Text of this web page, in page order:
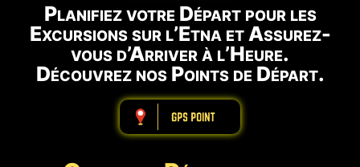
Planifiez votre Départ pour les
Excursions sur l’Etna et Assurez-
vous d’Arriver à l’Heure.
Découvrez nos Points de Départ.
ABBBBBBBBBB